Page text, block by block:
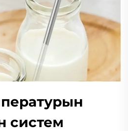
систем